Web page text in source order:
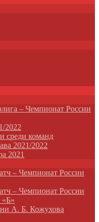
– Чемпионат России
2022
среди команд
2021/2022
2021
– Чемпионат России
– Чемпионат России
«Б»
А. Б. Кожухова